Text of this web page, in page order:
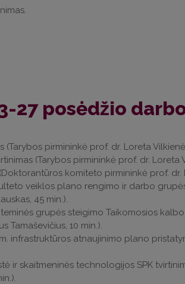
27 posėdžio
pirmininkė prof. dr. Loreta
(Tarybos pirmininkė prof. dr. Loreta
komiteto pirmininkė prof. dr.
veiklos plano rengimo ir darbo
45 min.).
grupės steigimo Taikomosios
Tamaševičius, 10 min.).
infrastruktūros atnaujinimo plano
ir skaitmeninės technologijos SPK